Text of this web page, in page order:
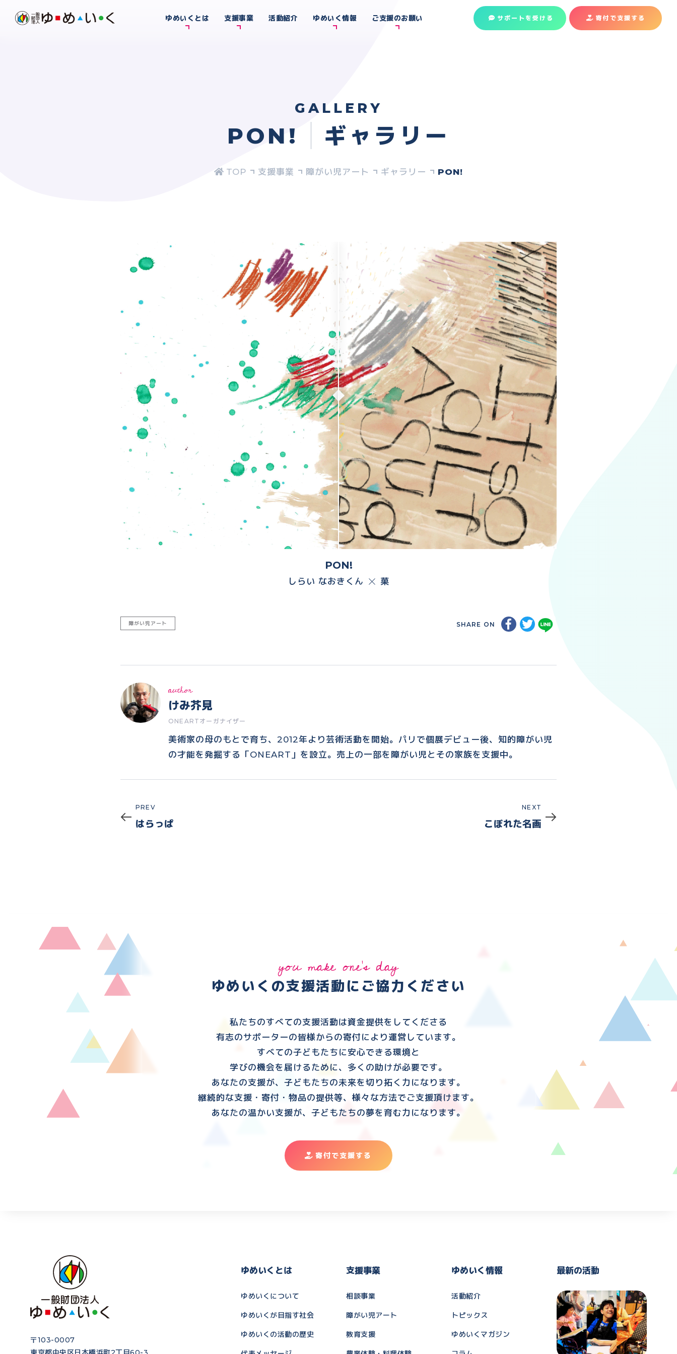
ゆめいくとは 支援事業 活動紹介 ゆめいく情報 ご支援のお願い サポートを受ける 寄付で支援 する
GALLERY
PON! ギャラリー
支援事業 障がい児アート ギャラリー PON!
PON!
しらい なおきくん 菓
障がい児アート SHARE ON
author
けみ芥見
ONEARTオーガナイザー
美術家の母のもとで育ち、2012年より芸術活動を開始。パリで個展デビュー後、知的障がい児
の才能を発掘する「ONEART」を設立。売上の一部を障がい児とその家族を支援中。
Prev
PREV
はらっぱ
NEXT
こぼれた名画
you make one's day
ゆめいくの支援活動に ご協力ください
私たちのすべての支援活動は資金提供をしてくださる
有志のサポーターの皆様からの寄付により運営しています。
すべての子どもたちに安心できる環境と
学びの機会を届けるために、多くの助けが必要です。
あなたの支援が、子どもたちの未来を切り拓く力になります。
継続的な支援・寄付・物品の提供等、様々な方法でご支援頂けます。
あなたの温かい支援が、子どもたちの夢を育む力になります。
寄付で支援する
〒103-0007
ゆめいくとは
ゆめいくについて
ゆめいくが目指す社会
ゆめいくの活動の歴史
支援事業
相談事業
障がい児アート
教育支援
ゆめいく情報
活動紹介
トピックス
ゆめいくマガジン
最新の活動